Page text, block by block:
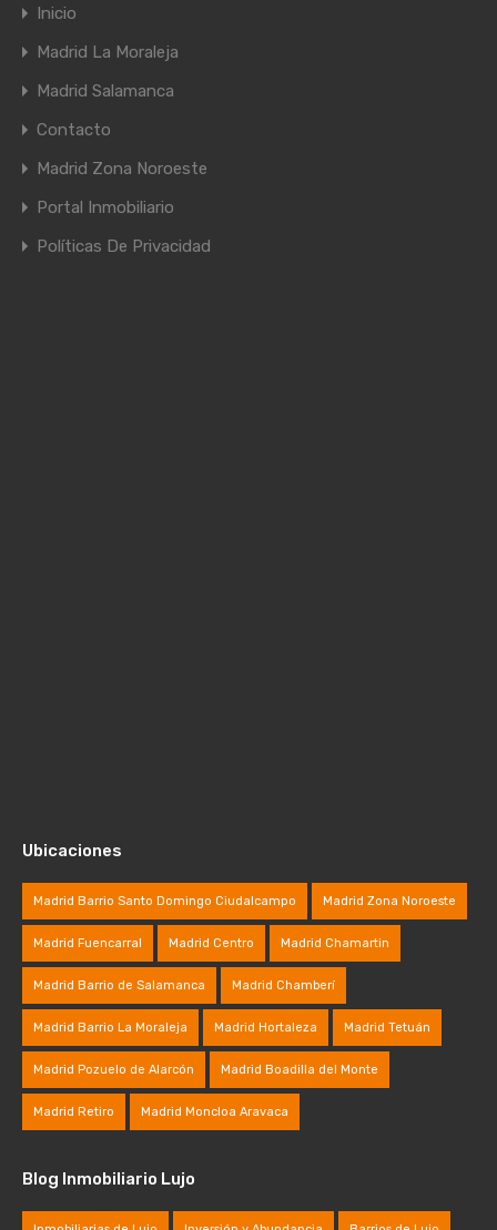
Inicio
Madrid La Moraleja
Madrid Salamanca
Contacto
Madrid Zona Noroeste
Portal Inmobiliario
Políticas De Privacidad
Ubicaciones
Madrid Barrio Santo Domingo Ciudalcampo Madrid Zona Noroeste
Madrid Fuencarral Madrid Centro Madrid Chamartin
Madrid Barrio de Salamanca Madrid Chamberí
Madrid Barrio La Moraleja Madrid Hortaleza Madrid Tetuán
Madrid Pozuelo de Alarcón Madrid Boadilla del Monte
Madrid Retiro Madrid Moncloa Aravaca
Blog Inmobiliario Lujo